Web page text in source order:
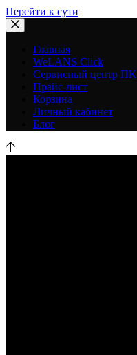
Перейти к сути
Главная
WeLANS Click
Сервисный центр ПК
Прайс-лист
Корзина
Личный кабинет
Блог